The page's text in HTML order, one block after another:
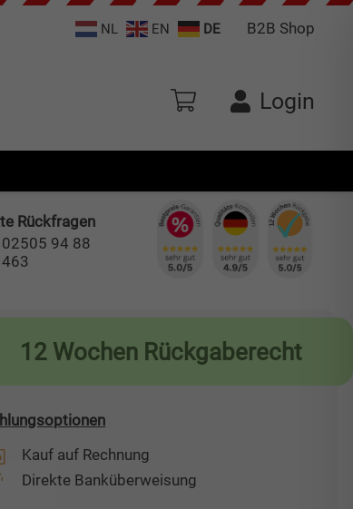
NL EN DE B2B Shop
Login
Rückfragen
02505 94 88
463
12 Wochen Rückgaberecht
Kauf auf Rechnung
Direkte Banküberweisung